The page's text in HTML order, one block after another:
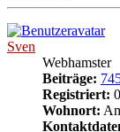
Sven
Webhamster
Beiträge:
Registriert:
Wohnort: